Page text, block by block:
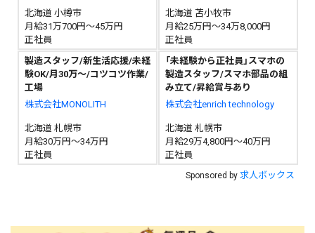
北海道 小樽市
月給31万700円～45万円
正社員
北海道 苫小牧市
月給25万円～34万8,000円
正社員
製造スタッフ/新生活応援/未経
験OK/月30万～/コツコツ作業/
工場
株式会社MONOLITH
北海道 札幌市
月給30万円～34万円
正社員
「未経験から正社員」スマホの
製造スタッフ/スマホ部品の組
み立て/昇給賞与あり
株式会社enrich technology
北海道 札幌市
月給29万4,800円～40万円
正社員
Sponsored by 求人ボックス